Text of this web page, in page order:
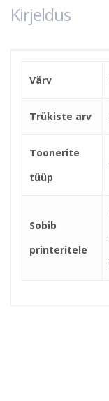
Kirjeldus
Värv
Trükiste arv
Toonerite
tüüp
Sobib
printeritele